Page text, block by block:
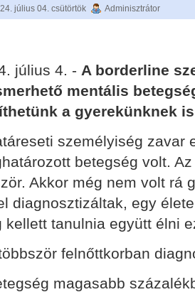
július 04. csütörtök Adminisztrátor
július 4. - A borderline
mentális
a gyerekünknek
személyiség zavar
betegség volt.
Akkor még nem volt rá
diagnosztizáltak, egy
kellett tanulnia együtt élni
felnőttkorban
magasabb